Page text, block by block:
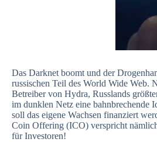
Das Darknet boomt und der
russischen Teil des World Wide Web.
Betreiber von Hydra, Russlands
im dunklen Netz eine bahnbrechende
soll das eigene Wachsen finanziert
Coin Offering (ICO) verspricht
für Investoren!